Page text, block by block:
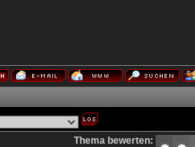
Thema bewerten: